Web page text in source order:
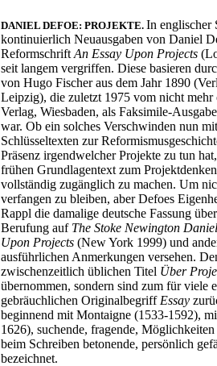
DANIEL DEFOE: PROJEKTE. In englischer
kontinuierlich Neuausgaben von Daniel
Reformschrift An Essay Upon Projects
seit langem vergriffen. Diese basieren
von Hugo Fischer aus dem Jahr 1890
Leipzig), die zuletzt 1975 vom nicht
Verlag, Wiesbaden, als Faksimile-
war. Ob ein solches Verschwinden nun
Schlüsseltexten zur
Präsenz irgendwelcher Projekte zu tun
frühen Grundlagentext zum
vollständig zugänglich zu machen. Um
verfangen zu bleiben, aber Defoes
Rappl die damalige deutsche Fassung
Berufung auf The Stoke Newington
Upon Projects (New York 1999) und
ausführlichen Anmerkungen versehen.
zwischenzeitlich üblichen Titel Über
übernommen, sondern sind zum für viele
gebräuchlichen Originalbegriff Essay
beginnend mit Montaigne (1533-1592),
1626), suchende, fragende,
beim Schreiben betonende, persönlich
bezeichnet.